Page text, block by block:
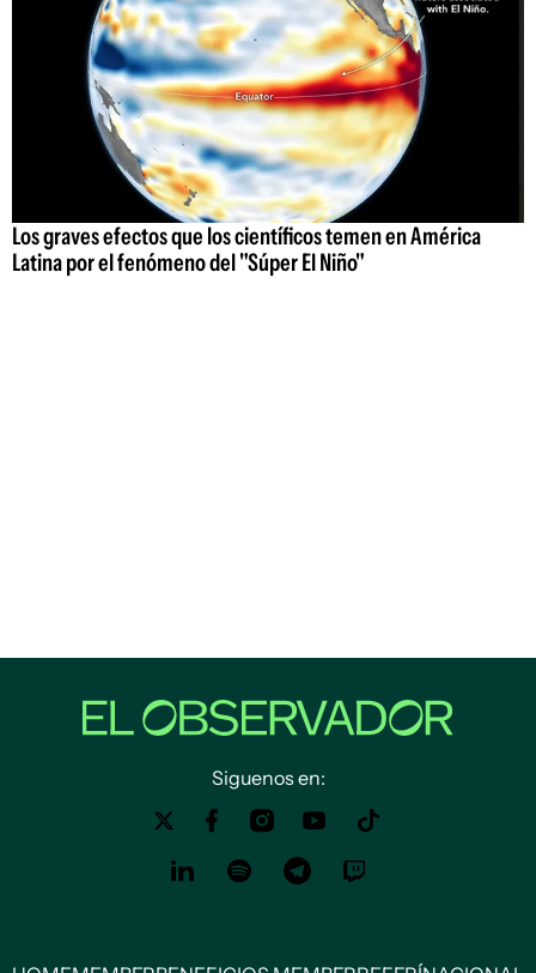
Los graves efectos que los científicos temen en América
Latina por el fenómeno del "Súper El Niño"
Siguenos en: